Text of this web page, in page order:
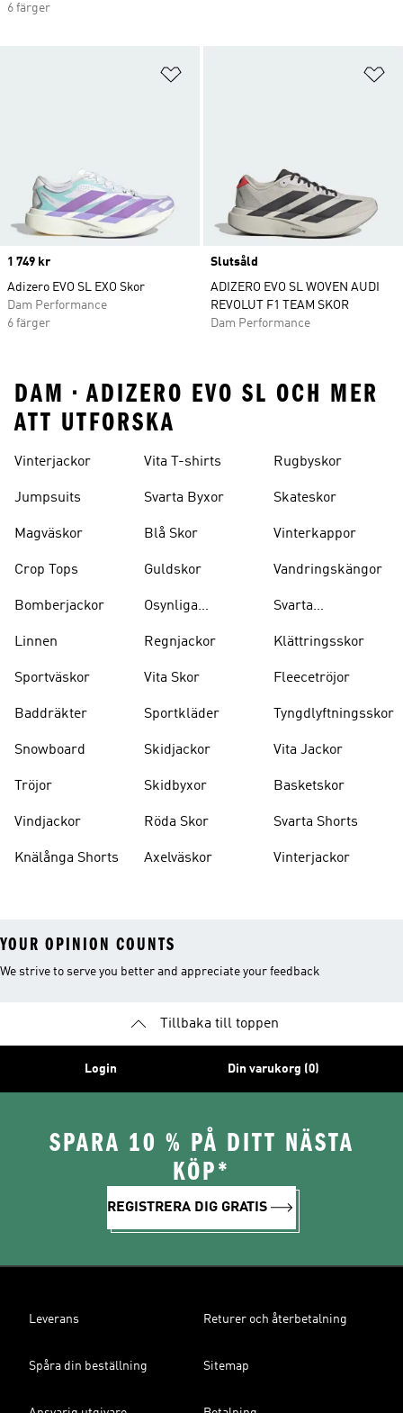
6 färger
Price
1 749 kr
Adizero EVO SL EXO Skor
Dam Performance
6 färger
Slutsåld
ADIZERO EVO SL WOVEN AUDI
REVOLUT F1 TEAM SKOR
Dam Performance
DAM • ADIZERO EVO SL OCH MER
ATT UTFORSKA
Vinterjackor
Jumpsuits
Magväskor
Crop Tops
Bomberjackor
Linnen
Sportväskor
Baddräkter
Snowboard
Tröjor
Vindjackor
Knälånga Shorts
Vita T-shirts
Svarta Byxor
Blå Skor
Guldskor
Osynliga
Regnjackor
Vita Skor
Sportkläder
Skidjackor
Skidbyxor
Röda Skor
Axelväskor
Rugbyskor
Skateskor
Vinterkappor
Vandringskängor
Svarta
Klättringsskor
Fleecetröjor
Tyngdlyftningsskor
Vita Jackor
Basketskor
Svarta Shorts
Vinterjackor
YOUR OPINION COUNTS
We strive to serve you better and appreciate your feedback
Tillbaka till toppen
Login Din varukorg (0)
SPARA 10 % PÅ DITT NÄSTA
KÖP*
REGISTRERA DIG GRATIS
Leverans Returer och återbetalning
Spåra din beställning Sitemap